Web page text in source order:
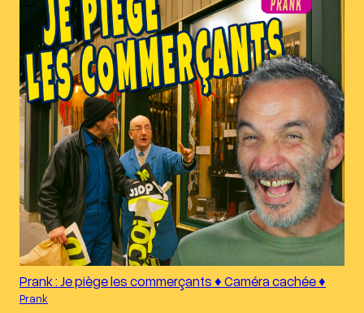
Prank : Je piège les commerçants ♦︎ Caméra cachée ♦︎
Prank